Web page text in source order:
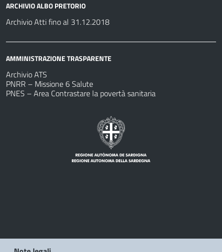
ARCHIVIO ALBO PRETORIO
Archivio Atti fino al 31.12.2018
AMMINISTRAZIONE TRASPARENTE
Archivio ATS
PNRR – Missione 6 Salute
PNES – Area Contrastare la povertà sanitaria